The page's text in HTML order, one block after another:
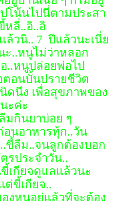
โน้นไปนี่ตามประสา
หลี่..อิ..อิ
ล้วนิ.. 7 ปีแล้วนะเนี่ย
ะ..หนูไม่ว่าหลอก
..หนูปล่อยพ่อไป
อนบั้นปรายชีวิต
ดนึง เพื่อสุขภาพของ
ะค่ะ
มกินยาบ่อย ๆ
นอาหารทุ้ก..วัน
ขี้ลืม..จนลูกต้องบอก
รประจำวัน..
เกียจดูแลแล้วนะ
ต่ขี้เกียจ..
งหนูอยู่แล้วที่จะต้อง